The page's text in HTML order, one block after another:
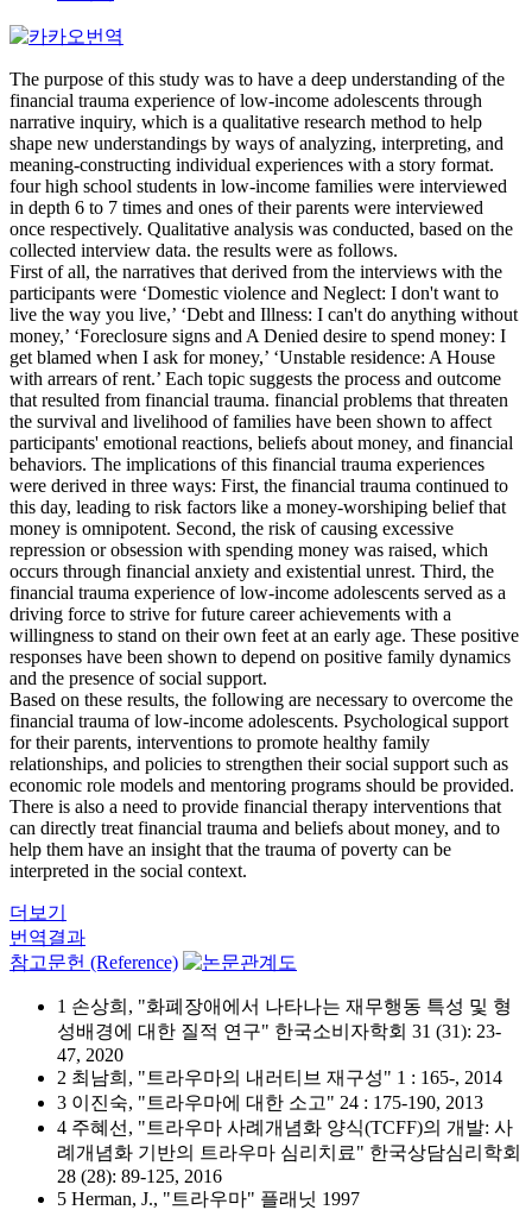
The purpose of this study was to have a deep understanding of the
financial trauma experience of low-income adolescents through
narrative inquiry, which is a qualitative research method to help
shape new understandings by ways of analyzing, interpreting, and
meaning-constructing individual experiences with a story format.
four high school students in low-income families were interviewed
in depth 6 to 7 times and ones of their parents were interviewed
once respectively. Qualitative analysis was conducted, based on the
collected interview data. the results were as follows.
First of all, the narratives that derived from the interviews with the
participants were ‘Domestic violence and Neglect: I don't want to
live the way you live,’ ‘Debt and Illness: I can't do anything without
money,’ ‘Foreclosure signs and A Denied desire to spend money: I
get blamed when I ask for money,’ ‘Unstable residence: A House
with arrears of rent.’ Each topic suggests the process and outcome
that resulted from financial trauma. financial problems that threaten
the survival and livelihood of families have been shown to affect
participants' emotional reactions, beliefs about money, and financial
behaviors. The implications of this financial trauma experiences
were derived in three ways: First, the financial trauma continued to
this day, leading to risk factors like a money-worshiping belief that
money is omnipotent. Second, the risk of causing excessive
repression or obsession with spending money was raised, which
occurs through financial anxiety and existential unrest. Third, the
financial trauma experience of low-income adolescents served as a
driving force to strive for future career achievements with a
willingness to stand on their own feet at an early age. These positive
responses have been shown to depend on positive family dynamics
and the presence of social support.
Based on these results, the following are necessary to overcome the
financial trauma of low-income adolescents. Psychological support
for their parents, interventions to promote healthy family
relationships, and policies to strengthen their social support such as
economic role models and mentoring programs should be provided.
There is also a need to provide financial therapy interventions that
can directly treat financial trauma and beliefs about money, and to
help them have an insight that the trauma of poverty can be
interpreted in the social context.
더보기
번역결과
참고문헌 (Reference)
1 손상희, "화폐장애에서 나타나는 재무행동 특성 및 형
성배경에 대한 질적 연구" 한국소비자학회 31 (31): 23-
47, 2020
2 최남희, "트라우마의 내러티브 재구성" 1 : 165-, 2014
3 이진숙, "트라우마에 대한 소고" 24 : 175-190, 2013
4 주혜선, "트라우마 사례개념화 양식(TCFF)의 개발: 사
례개념화 기반의 트라우마 심리치료" 한국상담심리학회
28 (28): 89-125, 2016
5 Herman, J., "트라우마" 플래닛 1997